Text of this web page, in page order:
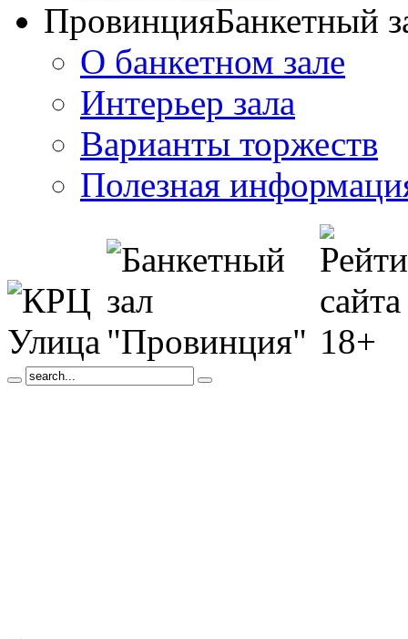
ПровинцияБанкетный
О банкетном зале
Интерьер зала
Варианты торжеств
Полезная